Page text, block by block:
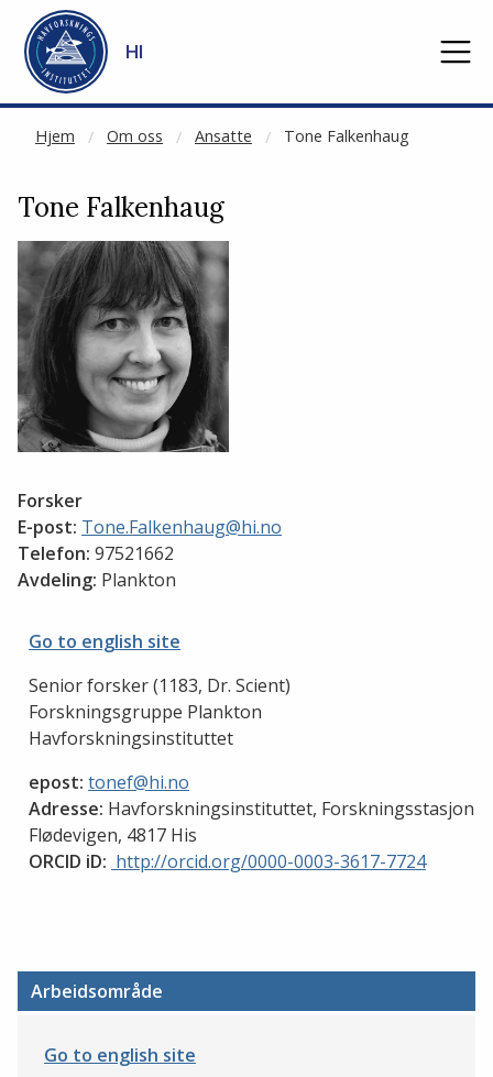
Gå til hovedinnhold
HI
Hjem Om oss Ansatte Tone Falkenhaug
NOT CACHED
Tone Falkenhaug
Forsker
E-post: Tone.Falkenhaug@hi.no
Telefon: 97521662
Avdeling: Plankton
Go to english site
Senior forsker (1183, Dr. Scient)
Forskningsgruppe Plankton
Havforskningsinstituttet
epost: tonef@hi.no
Adresse: Havforskningsinstituttet, Forskningsstasjon
Flødevigen, 4817 His
ORCID iD: http://orcid.org/0000-0003-3617-7724
Arbeidsområde
Go to english site